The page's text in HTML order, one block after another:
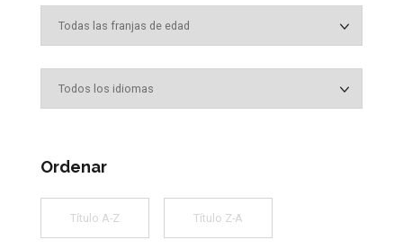
Ordenar
Título A-Z Título Z-A